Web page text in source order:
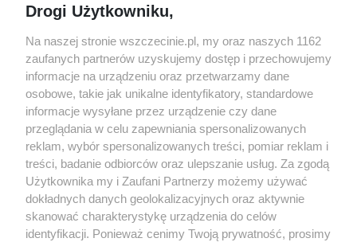
targi
Wernisaże
Więcej
Specjalny koncert z okazji
20. urodzin portalu
wSzczecinie.pl
Regulamin konkursów
śniadaniówka "Hej
Szczecin! Jest piątek!"
Partnerzy
Praca Szczecin
Drogi Użytkowniku,
Na naszej stronie wszczecinie.pl, my oraz naszych 1162
zaufanych partnerów uzyskujemy dostęp i przechowujemy
informacje na urządzeniu oraz przetwarzamy dane
osobowe, takie jak unikalne identyfikatory, standardowe
informacje wysyłane przez urządzenie czy dane
przeglądania w celu zapewniania spersonalizowanych
reklam, wybór spersonalizowanych treści, pomiar reklam i
treści, badanie odbiorców oraz ulepszanie usług. Za zgodą
Użytkownika my i Zaufani Partnerzy możemy używać
dokładnych danych geolokalizacyjnych oraz aktywnie
skanować charakterystykę urządzenia do celów
identyfikacji. Ponieważ cenimy Twoją prywatność, prosimy